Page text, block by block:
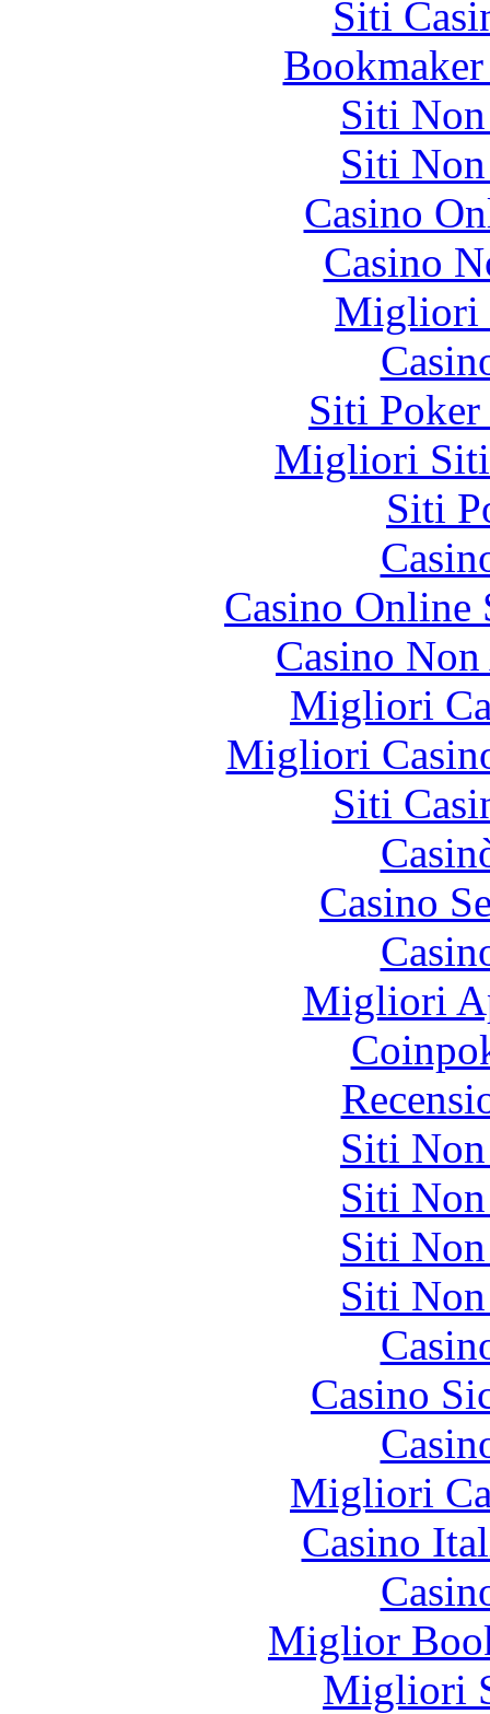
Siti
Siti
Siti
Casino
Casino
Migliori
Siti
Migliori Siti
Siti
Casino
Casino
Migliori
Migliori
Siti
Casino
Migliori
Siti
Siti
Siti
Siti
Casino
Migliori
Casino
Miglior
Migliori